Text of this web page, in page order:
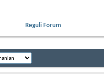
Reguli Forum